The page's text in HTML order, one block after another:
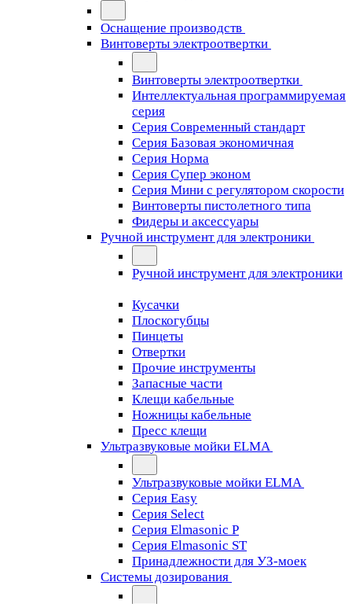
Оснащение производств
Винтоверты электроотвертки
Винтоверты электроотвертки
Интеллектуальная программируемая
серия
Серия Современный стандарт
Серия Базовая экономичная
Серия Норма
Серия Cупер эконом
Серия Мини с регулятором скорости
Винтоверты пистолетного типа
Фидеры и аксессуары
Ручной инструмент для электроники
Ручной инструмент для электроники
Кусачки
Плоскогубцы
Пинцеты
Отвертки
Прочие инструменты
Запасные части
Клещи кабельные
Ножницы кабельные
Пресс клещи
Ультразвуковые мойки ELMA
Ультразвуковые мойки ELMA
Серия Easy
Серия Select
Серия Elmasonic P
Серия Elmasonic ST
Принадлежности для УЗ-моек
Системы дозирования